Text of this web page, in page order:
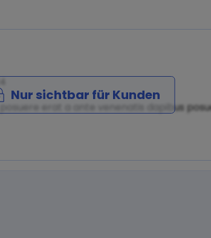
erat a ante venenatis dapibus
Nur sichtbar für Kunden